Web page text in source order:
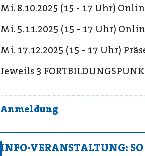
Mi. 8.10.2025 (15 - 17 Uhr)
Mi. 5.11.2025 (15 - 17 Uhr)
Mi. 17.12.2025 (15 - 17 Uhr)
Jeweils 3
Anmeldung
INFO-VERANSTALTUNG: